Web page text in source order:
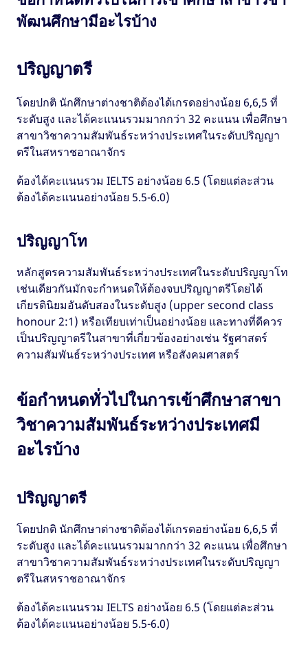
พัฒนศึกษามีอะไรบ้าง
ปริญญาตรี
โดยปกติ นักศึกษาต่างชาติต้องได้เกรดอย่างน้อย 6,6,5 ที่
ระดับสูง และได้คะแนนรวมมากกว่า 32 คะแนน เพื่อศึกษา
สาขาวิชาความสัมพันธ์ระหว่างประเทศในระดับปริญญา
ตรีในสหราชอาณาจักร
ต้องได้คะแนนรวม IELTS อย่างน้อย 6.5 (โดยแต่ละส่วน
ต้องได้คะแนนอย่างน้อย 5.5-6.0)
ปริญญาโท
หลักสูตรความสัมพันธ์ระหว่างประเทศในระดับปริญญาโท
เช่นเดียวกันมักจะกำหนดให้ต้องจบปริญญาตรีโดยได้
เกียรตินิยมอันดับสองในระดับสูง (upper second class
honour 2:1) หรือเทียบเท่าเป็นอย่างน้อย และทางที่ดีควร
เป็นปริญญาตรีในสาขาที่เกี่ยวข้องอย่างเช่น รัฐศาสตร์
ความสัมพันธ์ระหว่างประเทศ หรือสังคมศาสตร์
ข้อกำหนดทั่วไปในการเข้าศึกษาสาขา
วิชาความสัมพันธ์ระหว่างประเทศมี
อะไรบ้าง
ปริญญาตรี
โดยปกติ นักศึกษาต่างชาติต้องได้เกรดอย่างน้อย 6,6,5 ที่
ระดับสูง และได้คะแนนรวมมากกว่า 32 คะแนน เพื่อศึกษา
สาขาวิชาความสัมพันธ์ระหว่างประเทศในระดับปริญญา
ตรีในสหราชอาณาจักร
ต้องได้คะแนนรวม IELTS อย่างน้อย 6.5 (โดยแต่ละส่วน
ต้องได้คะแนนอย่างน้อย 5.5-6.0)